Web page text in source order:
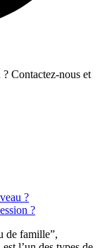
Contactez-nous et
?
?
de famille”,